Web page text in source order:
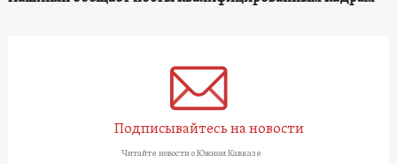
Подписывайтесь на новости
Читайте новости о Южном Кавказе